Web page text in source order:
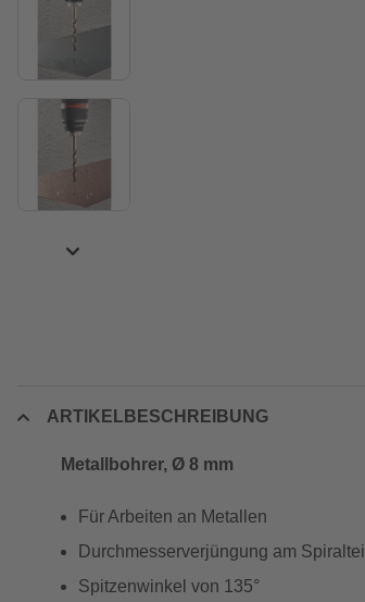
ARTIKELBESCHREIBUNG
Metallbohrer, Ø 8 mm
Für Arbeiten an Metallen
Durchmesserverjüngung am Spiralteil
Spitzenwinkel von 135°